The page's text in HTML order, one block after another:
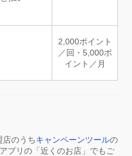
2,000ポイント
／回・5,000ポ
イント／月
のうちキャンペーンツールの
プリの「近くのお店」でもご